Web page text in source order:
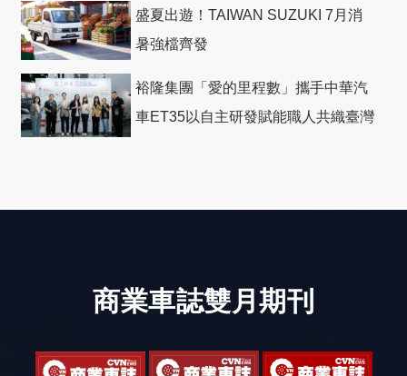
盛夏出遊！TAIWAN SUZUKI 7月消
暑強檔齊發
裕隆集團「愛的里程數」攜手中華汽
車ET35以自主研發賦能職人共織臺灣
商業車誌雙月期刊